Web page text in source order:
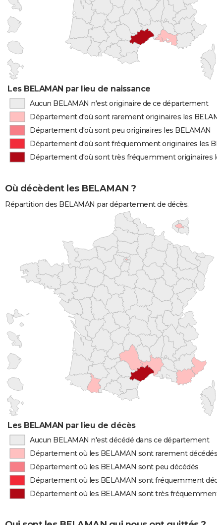
Les BELAMAN par lieu de naissance
Aucun BELAMAN n'est originaire de ce département
Département d'où sont rarement originaires les
Département d'où sont peu originaires les BELAMAN
Département d'où sont fréquemment originaires les
Département d'où sont très fréquemment originaires
Où décèdent les BELAMAN ?
Répartition des BELAMAN par département de décès.
Les BELAMAN par lieu de décès
Aucun BELAMAN n'est décédé dans ce département
Département où les BELAMAN sont rarement décédés
Département où les BELAMAN sont peu décédés
Département où les BELAMAN sont fréquemment
Département où les BELAMAN sont très fréquemment